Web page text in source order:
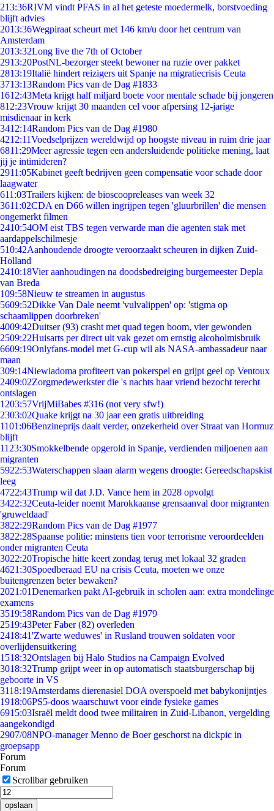
213:36RIVM vindt PFAS in al het geteste moedermelk, borstvoeding
blijft advies
2013:36Wegpiraat scheurt met 146 km/u door het centrum van
Amsterdam
2013:32Long live the 7th of October
2913:20PostNL-bezorger steekt bewoner na ruzie over pakket
2813:19Italië hindert reizigers uit Spanje na migratiecrisis Ceuta
3713:13Random Pics van de Dag #1833
1612:43Meta krijgt half miljard boete voor mentale schade bij jongeren
812:23Vrouw krijgt 30 maanden cel voor afpersing 12-jarige
misdienaar in kerk
3412:14Random Pics van de Dag #1980
4212:11Voedselprijzen wereldwijd op hoogste niveau in ruim drie jaar
6811:29Meer agressie tegen een andersluidende politieke mening, laat
jij je intimideren?
2911:05Kabinet geeft bedrijven geen compensatie voor schade door
laagwater
611:03Trailers kijken: de bioscoopreleases van week 32
3611:02CDA en D66 willen ingrijpen tegen 'gluurbrillen' die mensen
ongemerkt filmen
2410:54OM eist TBS tegen verwarde man die agenten stak met
aardappelschilmesje
510:42Aanhoudende droogte veroorzaakt scheuren in dijken Zuid-
Holland
2410:18Vier aanhoudingen na doodsbedreiging burgemeester Depla
van Breda
109:58Nieuw te streamen in augustus
5609:52Dikke Van Dale neemt 'vulvalippen' op: 'stigma op
schaamlippen doorbreken'
4009:42Duitser (93) crasht met quad tegen boom, vier gewonden
2509:22Huisarts per direct uit vak gezet om ernstig alcoholmisbruik
6609:19Onlyfans-model met G-cup wil als NASA-ambassadeur naar
maan
309:14Niewiadoma profiteert van pokerspel en grijpt geel op Ventoux
2409:02Zorgmedewerkster die 's nachts haar vriend bezocht terecht
ontslagen
1203:57VrijMiBabes #316 (not very sfw!)
2303:02Quake krijgt na 30 jaar een gratis uitbreiding
1101:06Benzineprijs daalt verder, onzekerheid over Straat van Hormuz
blijft
11 23:30Smokkelbende opgerold in Spanje, verdienden miljoenen aan
migranten
5922:53Waterschappen slaan alarm wegens droogte: Gereedschapskist
leeg
4722:43Trump wil dat J.D. Vance hem in 2028 opvolgt
3422:32Ceuta-leider noemt Marokkaanse grensaanval door migranten
'gruweldaad'
3822:29Random Pics van de Dag #1977
3822:28Spaanse politie: minstens tien voor terrorisme veroordeelden
onder migranten Ceuta
3022:20Tropische hitte keert zondag terug met lokaal 32 graden
4621:30Spoedberaad EU na crisis Ceuta, moeten we onze
buitengrenzen beter bewaken?
2021:01Denemarken pakt AI-gebruik in scholen aan: extra mondelinge
examens
3519:58Random Pics van de Dag #1979
2519:43Peter Faber (82) overleden
2418:41'Zwarte weduwes' in Rusland trouwen soldaten voor
overlijdensuitkering
1518:32Ontslagen bij Halo Studios na Campaign Evolved
3018:32Trump grijpt weer in op automatisch staatsburgerschap bij
geboorte in VS
3118:19Amsterdams dierenasiel DOA overspoeld met babykonijntjes
1918:06PS5-doos waarschuwt voor einde fysieke games
6915:03Israël meldt dood twee militairen in Zuid-Libanon, vergelding
aangekondigd
2907/08NPO-manager Menno de Boer geschorst na dickpic in
groepsapp
Forum
Forum
Scrollbar gebruiken
opslaan